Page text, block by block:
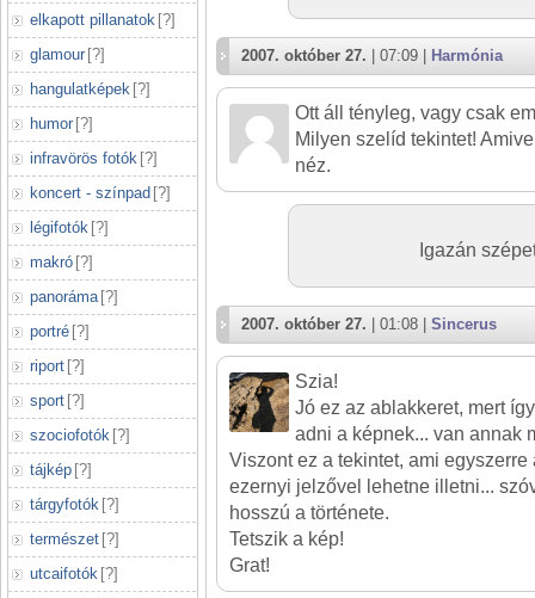
elkapott pillanatok [?]
glamour [?]
hangulatképek [?]
humor [?]
infravörös fotók [?]
koncert - színpad [?]
légifotók [?]
makró [?]
panoráma [?]
portré [?]
riport [?]
sport [?]
szociofotók [?]
tájkép [?]
tárgyfotók [?]
természet [?]
utcaifotók [?]
2007. október 27. | 07:09 | Harmónia
Ott áll tényleg, vagy csak
Milyen szelíd tekintet!
néz.
Igazán
2007. október 27. | 01:08 | Sincerus
Szia!
Jó ez az ablakkeret, mert
adni a képnek... van annak
Viszont ez a tekintet, ami
ezernyi jelzővel lehetne illetni...
hosszú a története.
Tetszik a kép!
Grat!